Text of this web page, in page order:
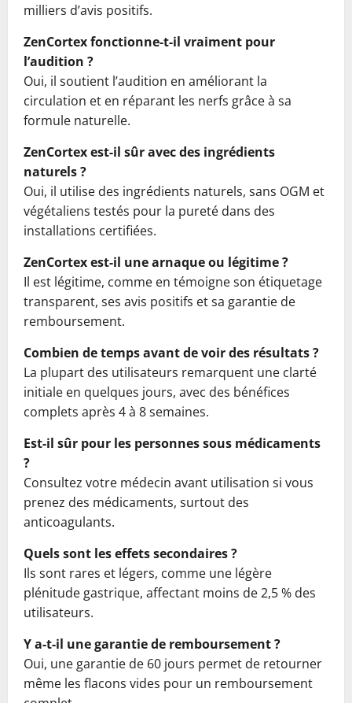
milliers d’avis positifs.
ZenCortex fonctionne-t-il vraiment pour
l’audition ?
Oui, il soutient l’audition en améliorant la
circulation et en réparant les nerfs grâce à sa
formule naturelle.
ZenCortex est-il sûr avec des ingrédients
naturels ?
Oui, il utilise des ingrédients naturels, sans OGM et
végétaliens testés pour la pureté dans des
installations certifiées.
ZenCortex est-il une arnaque ou légitime ?
Il est légitime, comme en témoigne son étiquetage
transparent, ses avis positifs et sa garantie de
remboursement.
Combien de temps avant de voir des résultats ?
La plupart des utilisateurs remarquent une clarté
initiale en quelques jours, avec des bénéfices
complets après 4 à 8 semaines.
Est-il sûr pour les personnes sous médicaments
?
Consultez votre médecin avant utilisation si vous
prenez des médicaments, surtout des
anticoagulants.
Quels sont les effets secondaires ?
Ils sont rares et légers, comme une légère
plénitude gastrique, affectant moins de 2,5 % des
utilisateurs.
Y a-t-il une garantie de remboursement ?
Oui, une garantie de 60 jours permet de retourner
même les flacons vides pour un remboursement